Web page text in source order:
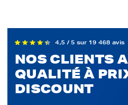
4,5 / 5 sur 19 468 avis
NOS CLIENTS
QUALITÉ À
DISCOUNT